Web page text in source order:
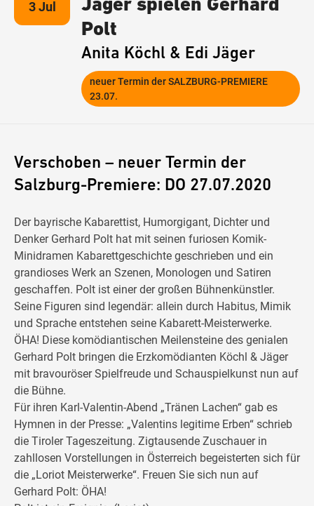
3 Jul
Jäger spielen Gerhard
Polt
Anita Köchl & Edi Jäger
neuer Termin der SALZBURG-PREMIERE
23.07.
Verschoben – neuer Termin der
Salzburg-Premiere: DO 27.07.2020
Der bayrische Kabarettist, Humorgigant, Dichter und
Denker Gerhard Polt hat mit seinen furiosen Komik-
Minidramen Kabarettgeschichte geschrieben und ein
grandioses Werk an Szenen, Monologen und Satiren
geschaffen. Polt ist einer der großen Bühnenkünstler.
Seine Figuren sind legendär: allein durch Habitus, Mimik
und Sprache entstehen seine Kabarett-Meisterwerke.
ÖHA! Diese komödiantischen Meilensteine des genialen
Gerhard Polt bringen die Erzkomödianten Köchl & Jäger
mit bravouröser Spielfreude und Schauspielkunst nun auf
die Bühne.
Für ihren Karl-Valentin-Abend „Tränen Lachen“ gab es
Hymnen in der Presse: „Valentins legitime Erben“ schrieb
die Tiroler Tageszeitung. Zigtausende Zuschauer in
zahllosen Vorstellungen in Österreich begeisterten sich für
die „Loriot Meisterwerke“. Freuen Sie sich nun auf
Gerhard Polt: ÖHA!